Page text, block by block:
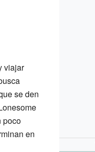
viajar
se den
poco
en